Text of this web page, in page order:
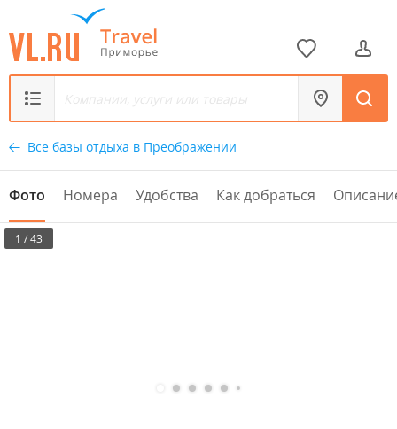
Все базы отдыха в Преображении
Фото Номера Удобства Как добраться
1 / 43